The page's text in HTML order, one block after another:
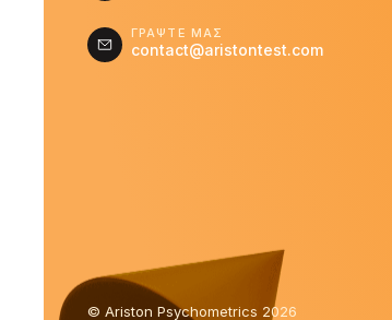
ΓΡΑΨΤΕ ΜΑΣ
contact@aristontest.com
© Ariston Psychometrics 2026